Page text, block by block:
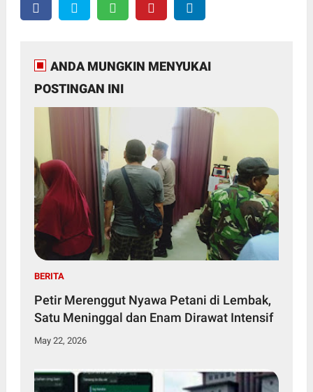
ANDA MUNGKIN MENYUKAI
POSTINGAN INI
BERITA
Petir Merenggut Nyawa Petani di Lembak,
Satu Meninggal dan Enam Dirawat Intensif
May 22, 2026